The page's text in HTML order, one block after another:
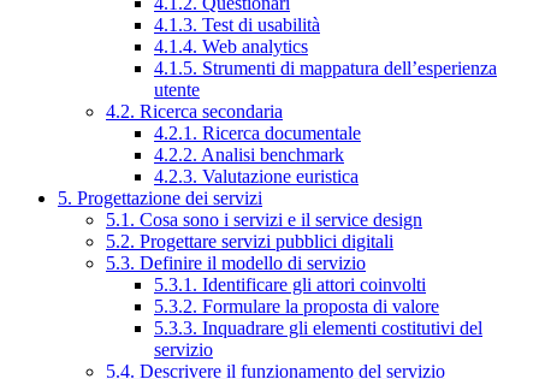
4.1.3. Test di usabilità
4.1.4. Web analytics
4.1.5. Strumenti di mappatura dell’esperienza
utente
4.2. Ricerca secondaria
4.2.1. Ricerca documentale
4.2.2. Analisi benchmark
4.2.3. Valutazione euristica
5. Progettazione dei servizi
5.1. Cosa sono i servizi e il service design
5.2. Progettare servizi pubblici digitali
5.3. Definire il modello di servizio
5.3.1. Identificare gli attori coinvolti
5.3.2. Formulare la proposta di valore
5.3.3. Inquadrare gli elementi costitutivi del
servizio
5.4. Descrivere il funzionamento del servizio